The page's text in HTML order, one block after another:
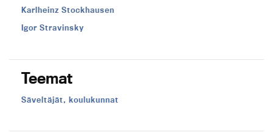
Karlheinz Stockhausen
Igor Stravinsky
Teemat
Teema:
Säveltäjät, koulukunnat